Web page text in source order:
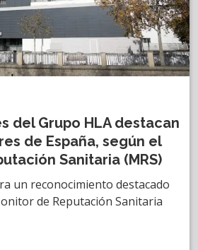
del Grupo HLA destacan
de España, según el
Sanitaria (MRS)
un reconocimiento destacado
de Reputación Sanitaria